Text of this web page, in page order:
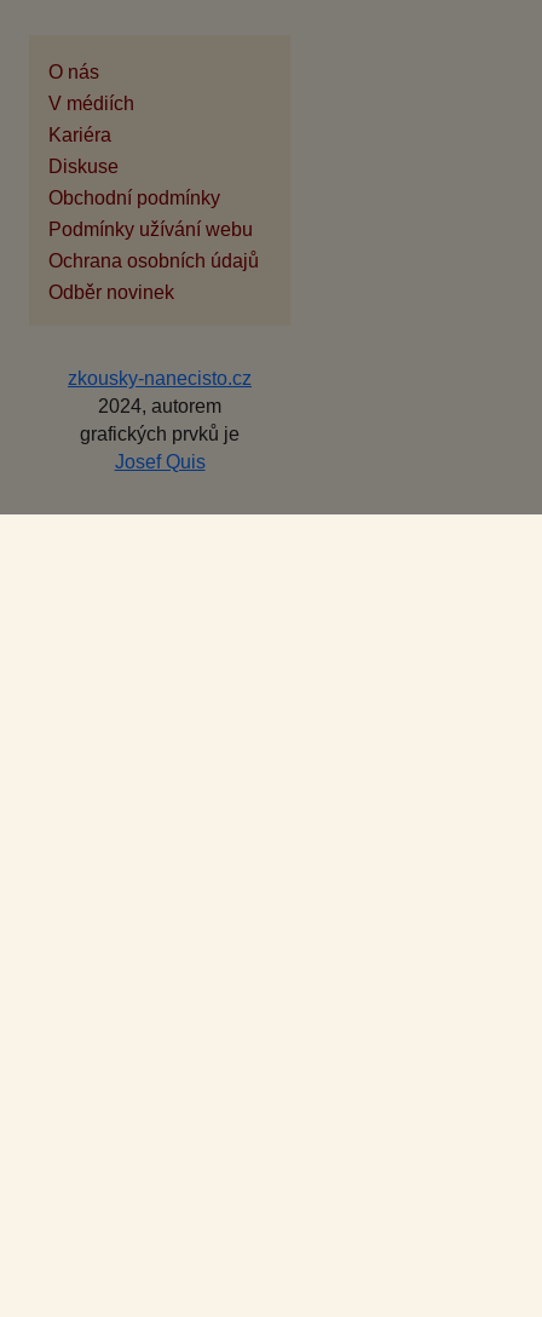
O nás
V médiích
Kariéra
Diskuse
Obchodní podmínky
Podmínky užívání webu
Ochrana osobních údajů
Odběr novinek
zkousky-nanecisto.cz
2024, autorem
grafických prvků je
Josef Quis